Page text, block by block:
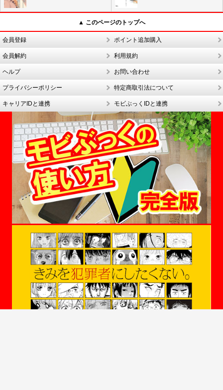
▲ このページのトップへ
会員登録 ポイント追加購入
会員解約 利用規約
ヘルプ お問い合わせ
プライバシーポリシー 特定商取引法について
キャリアIDと連携 モビぶっくIDと連携